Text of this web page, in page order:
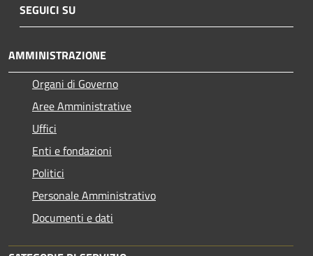
SEGUICI SU
AMMINISTRAZIONE
Organi di Governo
Aree Amministrative
Uffici
Enti e fondazioni
Politici
Personale Amministrativo
Documenti e dati